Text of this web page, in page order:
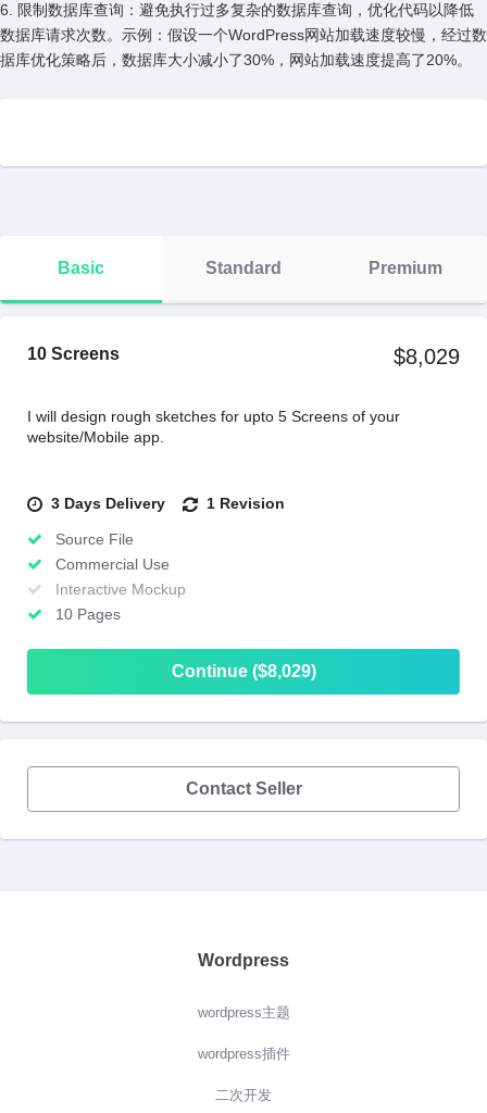
6. 限制数据库查询：避免执⾏过多复杂的数据库查询，优化代码以降低
数据库请求次数。⽰例：假设⼀个WordPress⽹站加载速度较慢，经过数
据库优化策略后，数据库⼤⼩减⼩了30%，⽹站加载速度提⾼了20%。
Basic Standard Premium
10 Screens $8,029
I will design rough sketches for upto 5 Screens of your
website/Mobile app.
3 Days Delivery 1 Revision
Source File
Commercial Use
Interactive Mockup
10 Pages
Continue ($8,029)
Contact Seller
Wordpress
wordpress主题
wordpress插件
二次开发